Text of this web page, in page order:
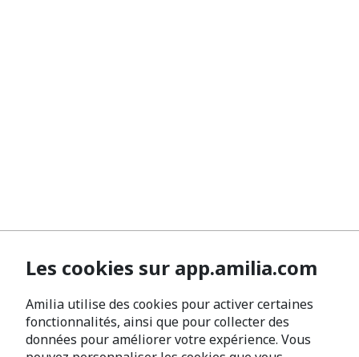
Les cookies sur app.amilia.com
Amilia utilise des cookies pour activer certaines
fonctionnalités, ainsi que pour collecter des
données pour améliorer votre expérience. Vous